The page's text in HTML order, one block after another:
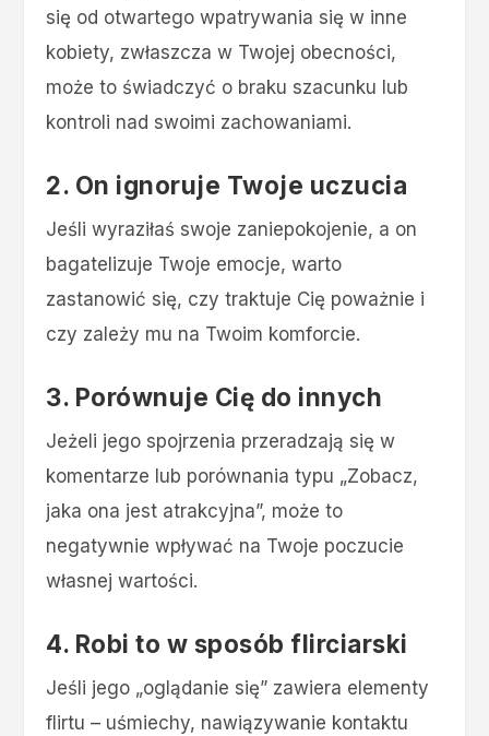
się od otwartego wpatrywania się w inne
kobiety, zwłaszcza w Twojej obecności,
może to świadczyć o braku szacunku lub
kontroli nad swoimi zachowaniami.
2. On ignoruje Twoje uczucia
Jeśli wyraziłaś swoje zaniepokojenie, a on
bagatelizuje Twoje emocje, warto
zastanowić się, czy traktuje Cię poważnie i
czy zależy mu na Twoim komforcie.
3. Porównuje Cię do innych
Jeżeli jego spojrzenia przeradzają się w
komentarze lub porównania typu „Zobacz,
jaka ona jest atrakcyjna”, może to
negatywnie wpływać na Twoje poczucie
własnej wartości.
4. Robi to w sposób flirciarski
Jeśli jego „oglądanie się” zawiera elementy
flirtu – uśmiechy, nawiązywanie kontaktu